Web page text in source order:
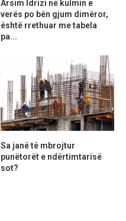
Arsim Idrizi në kulmin e
verës po bën gjum dimëror,
është rrethuar me tabela
pa...
Sa janë të mbrojtur
punëtorët e ndërtimtarisë
sot?